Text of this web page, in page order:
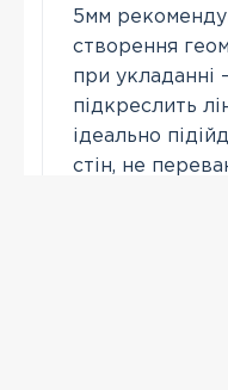
5мм
створення
при укладанні
підкреслить
ідеально
стін, не